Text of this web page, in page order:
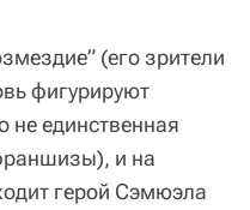
(его зрители
фигурируют
не единственная
и на
герой Сэмюэла